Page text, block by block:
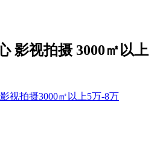
影视拍摄 3000㎡以上
影视拍摄3000㎡以上5万-8万